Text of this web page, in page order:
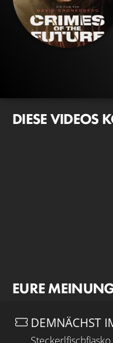
DIESE VIDEOS
EURE
DEMNÄCHST